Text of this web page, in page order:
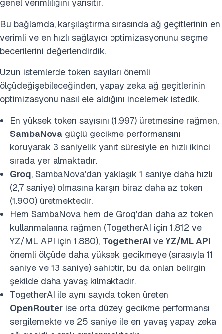
genel verimliliğini yansıtır.
Bu bağlamda, karşılaştırma sırasında ağ geçitlerinin en
verimli ve en hızlı sağlayıcı optimizasyonunu seçme
becerilerini değerlendirdik.
Uzun istemlerde token sayıları önemli
ölçüdeğişebileceğinden, yapay zeka ağ geçitlerinin
optimizasyonu nasıl ele aldığını incelemek istedik.
En yüksek token sayısını (1.997) üretmesine rağmen,
SambaNova güçlü gecikme performansını
koruyarak 3 saniyelik yanıt süresiyle en hızlı ikinci
sırada yer almaktadır.
Groq, SambaNova'dan yaklaşık 1 saniye daha hızlı
(2,7 saniye) olmasına karşın biraz daha az token
(1.900) üretmektedir.
Hem SambaNova hem de Groq'dan daha az token
kullanmalarına rağmen (TogetherAI için 1.812 ve
YZ/ML API için 1.880), TogetherAI veYZ/ML API
önemli ölçüde daha yüksek gecikmeye (sırasıyla 11
saniye ve 13 saniye) sahiptir, bu da onları belirgin
şekilde daha yavaş kılmaktadır.
TogetherAI ile aynı sayıda token üreten
OpenRouter ise orta düzey gecikme performansı
sergilemekte ve 25 saniye ile en yavaş yapay zeka